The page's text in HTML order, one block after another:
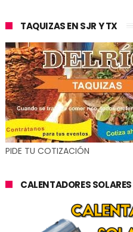
TAQUIZAS EN SJR Y TX
PIDE TU COTIZACIÓN
CALENTADORES SOLARES